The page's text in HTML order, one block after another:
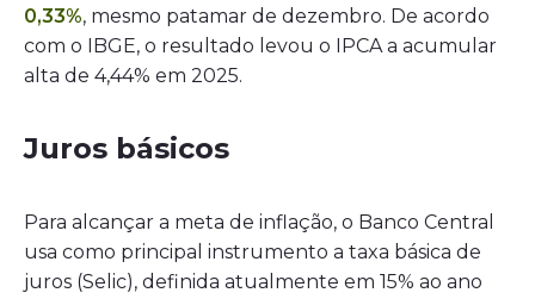
0,33%, mesmo patamar de dezembro. De acordo
com o IBGE, o resultado levou o IPCA a acumular
alta de 4,44% em 2025.
Juros básicos
Para alcançar a meta de inflação, o Banco Central
usa como principal instrumento a taxa básica de
juros (Selic), definida atualmente em 15% ao ano